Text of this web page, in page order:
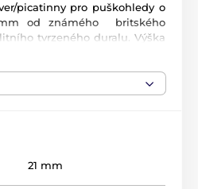
picatinny pro puškohledy o
od známého britského
tvrzeného duralu. Výška
21 mm